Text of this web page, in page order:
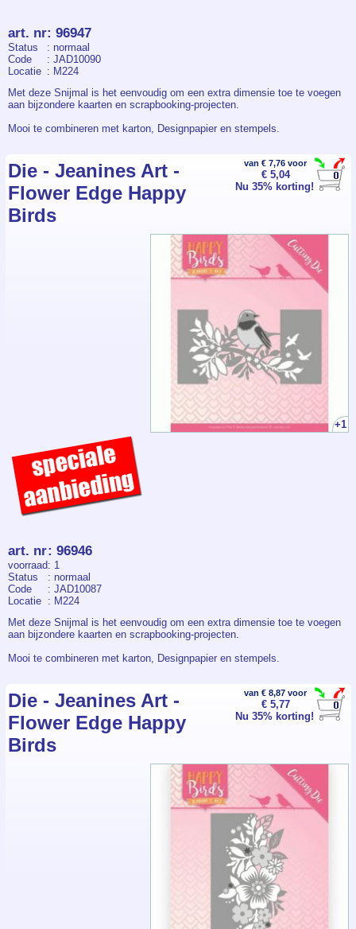
art. nr: 96947
Status
: normaal
Code
: JAD10090
Locatie : M224
Met deze Snijmal is het eenvoudig om een extra dimensie toe te voegen
aan bijzondere kaarten en scrapbooking-projecten.
Mooi te combineren met karton, Designpapier en stempels.
Verpakt per stuk.
van € 7,76 voor
€ 5,04
Nu 35% korting!
Die - Jeanines Art -
Flower Edge Happy
Birds
+1
art. nr: 96946
voorraad: 1
Status
: normaal
Code
: JAD10087
Locatie : M224
Met deze Snijmal is het eenvoudig om een extra dimensie toe te voegen
aan bijzondere kaarten en scrapbooking-projecten.
Mooi te combineren met karton, Designpapier en stempels.
Verpakt per stuk.
van € 8,87 voor
€ 5,77
Nu 35% korting!
Die - Jeanines Art -
Flower Edge Happy
Birds